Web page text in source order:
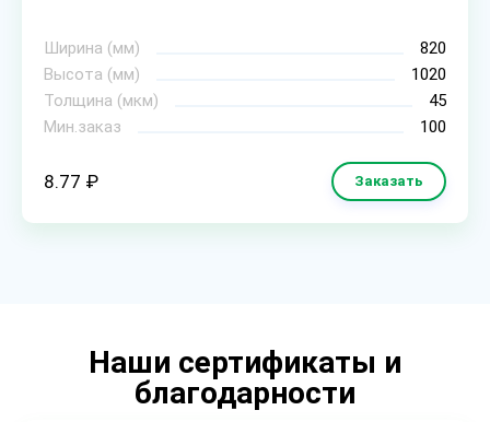
Ширина (мм)
820
Высота (мм)
1020
Толщина (мкм)
45
Мин.заказ
100
8.77 ₽ Заказать
Наши сертификаты и
благодарности